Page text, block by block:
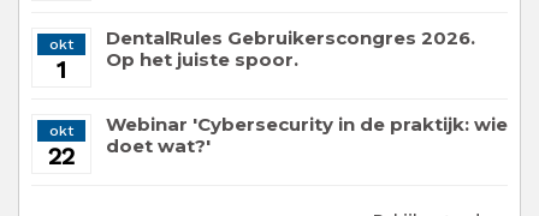
okt
1
DentalRules Gebruikerscongres 2026.
Op het juiste spoor.
okt
22
Webinar 'Cybersecurity in de praktijk: wie
doet wat?'